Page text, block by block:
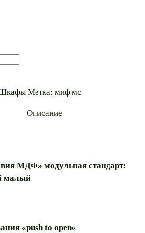
Метка: миф мс
Описание
МДФ» модульная стандарт:
малый
«push to open»